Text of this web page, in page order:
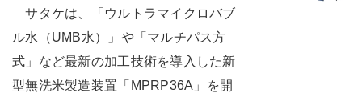
サタケは、「ウルトラマイクロバブ
ル水（UMB水）」や「マルチパス方
式」など最新の加工技術を導入した新
型無洗米製造装置「MPRP36A」を開